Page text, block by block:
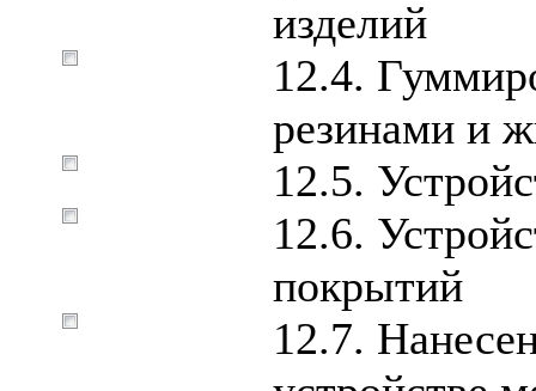
изделий
12.4.
резинами и
12.5.
12.6.
покрытий
12.7.